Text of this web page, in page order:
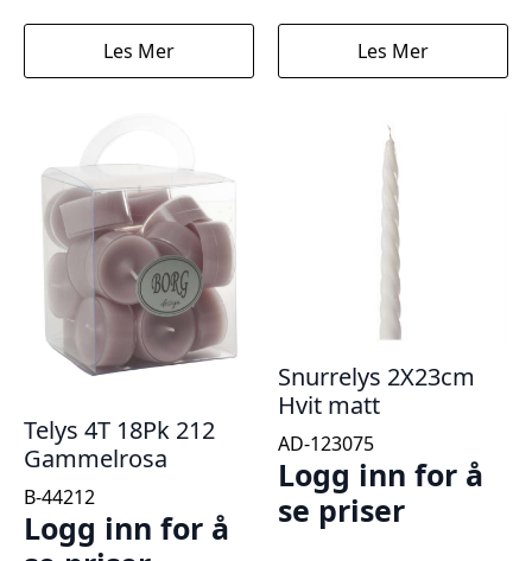
Les Mer Les Mer
Telys 4T 18Pk 212
Gammelrosa
B-44212
Logg inn for å
Snurrelys 2X23cm
Hvit matt
AD-123075
Logg inn for å
se priser